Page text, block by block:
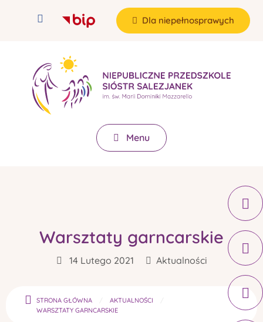
Dla niepełnosprawych
Menu
Warsztaty garncarskie
14 Lutego 2021 Aktualności
STRONA GŁÓWNA
AKTUALNOŚCI
WARSZTATY GARNCARSKIE